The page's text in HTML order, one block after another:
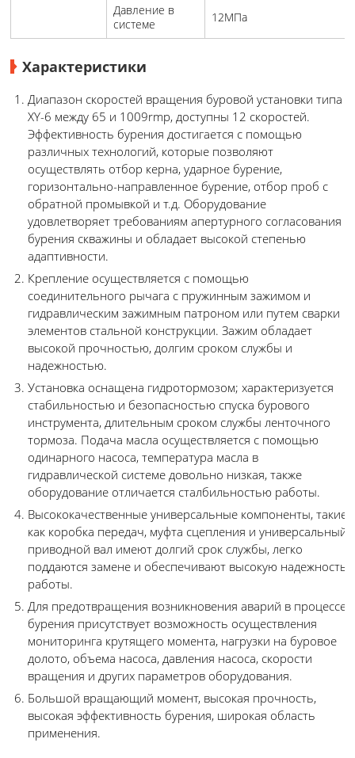
Давление в
системе
12МПа
Характеристики
Диапазон скоростей вращения буровой установки типа
XY-6 между 65 и 1009rmp, доступны 12 скоростей.
Эффективность бурения достигается с помощью
различных технологий, которые позволяют
осуществлять отбор керна, ударное бурение,
горизонтально-направленное бурение, отбор проб с
обратной промывкой и т.д. Оборудование
удовлетворяет требованиям апертурного согласования
бурения скважины и обладает высокой степенью
адаптивности.
Крепление осуществляется с помощью
соединительного рычага с пружинным зажимом и
гидравлическим зажимным патроном или путем сварки
элементов стальной конструкции. Зажим обладает
высокой прочностью, долгим сроком службы и
надежностью.
Установка оснащена гидротормозом; характеризуется
стабильностью и безопасностью спуска бурового
инструмента, длительным сроком службы ленточного
тормоза. Подача масла осуществляется с помощью
одинарного насоса, температура масла в
гидравлической системе довольно низкая, также
оборудование отличается сталбильностью работы.
Высококачественные универсальные компоненты, такие
как коробка передач, муфта сцепления и универсальный
приводной вал имеют долгий срок службы, легко
поддаются замене и обеспечивают высокую надежность
работы.
Для предотвращения возникновения аварий в процессе
бурения присутствует возможность осуществления
мониторинга крутящего момента, нагрузки на буровое
долото, объема насоса, давления насоса, скорости
вращения и других параметров оборудования.
Большой вращающий момент, высокая прочность,
высокая эффективность бурения, широкая область
применения.